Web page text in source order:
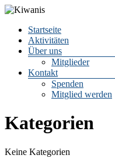
Zum
springen
Kiwanis
LEIPZIG
Menü
Startseite
Aktivitäten
Über uns
Mitglieder
Kontakt
Spenden
Mitglied werden
Kategorien
Keine Kategorien